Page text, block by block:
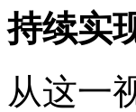
持续实
从这一